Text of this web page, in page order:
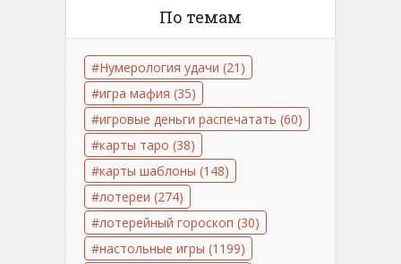
По темам
Нумерология удачи (21)
игра мафия (35)
игровые деньги распечатать (60)
карты таро (38)
карты шаблоны (148)
лотереи (274)
лотерейный гороскоп (30)
настольные игры (1199)